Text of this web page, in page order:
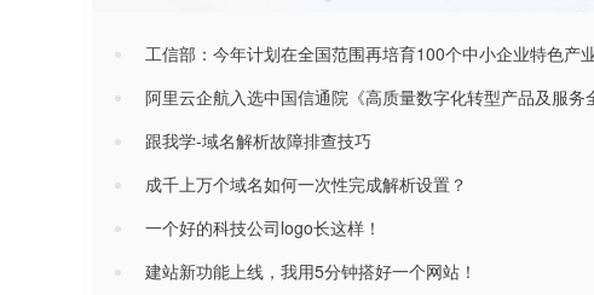
工信部：今年计划在全国范围再培育100个中小企业特色产
阿里云企航入选中国信通院《高质量数字化转型产品及服务
跟我学-域名解析故障排查技巧
成千上万个域名如何一次性完成解析设置？
一个好的科技公司logo长这样！
建站新功能上线，我用5分钟搭好一个网站！